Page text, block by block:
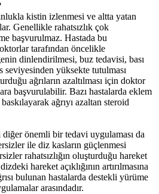
kistin izlenmesi ve altta yatan
Genellikle rahatsızlık çok
başvurulmaz. Hastada bu
tarafından öncelikle
dinlendirilmesi, buz tedavisi, bası
seviyesinden yüksekte tutulması
ağrıların azaltılması için doktor
başvurulabilir. Bazı hastalarda eklem
ağrıyı azaltan steroid
önemli bir tedavi uygulaması da
ile diz kasların güçlenmesi
rahatsızlığın oluşturduğu hareket
hareket açıklığının artırılmasına
bulunan hastalarda destekli yürüme
arasındadır.